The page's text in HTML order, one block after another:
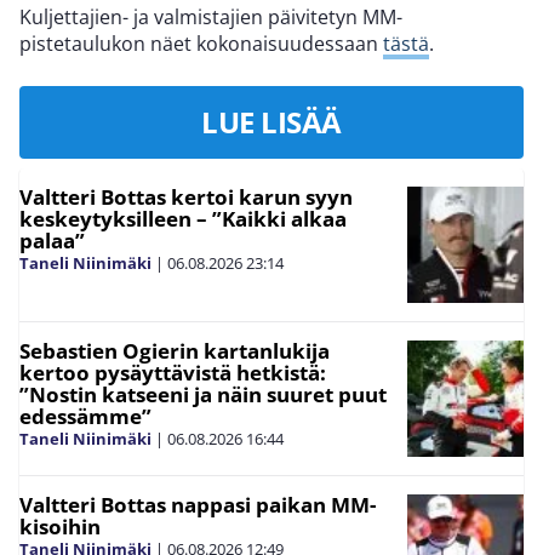
Kuljettajien- ja valmistajien päivitetyn MM-
pistetaulukon näet kokonaisuudessaan tästä.
LUE LISÄÄ
Valtteri Bottas kertoi karun syyn
keskeytyksilleen – ”Kaikki alkaa
palaa”
Taneli Niinimäki | 06.08.202623:14
Sebastien Ogierin kartanlukija
kertoo pysäyttävistä hetkistä:
”Nostin katseeni ja näin suuret puut
edessämme”
Taneli Niinimäki | 06.08.2026 16:44
Valtteri Bottas nappasi paikan MM-
kisoihin
Taneli Niinimäki | 06.08.2026 12:49